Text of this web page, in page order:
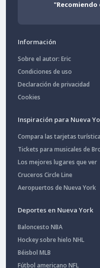
"Recomiendo
Información
Sobre el autor: Eric
Condiciones de uso
Declaración de privacidad
Cookies
Inspiración para Nueva
Compara las tarjetas
Tickets para musicales de
Los mejores lugares que ver
Cruceros Circle Line
Aeropuertos de Nueva York
Deportes en Nueva York
Baloncesto NBA
Hockey sobre hielo NHL
Béisbol MLB
Fútbol americano NFL